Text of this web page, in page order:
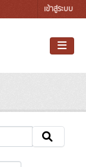
เข้าสู่ระบบ